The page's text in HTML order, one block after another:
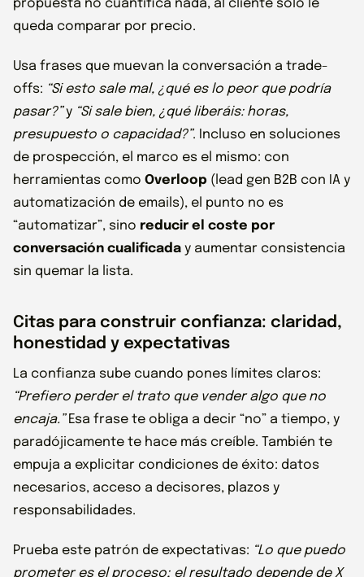
propuesta no cuantifica nada, al cliente solo le
queda comparar por precio.
Usa frases que muevan la conversación a trade-
offs: “Si esto sale mal, ¿qué es lo peor que podría
pasar?”y “Si sale bien, ¿qué liberáis: horas,
presupuesto o capacidad?”. Incluso en soluciones
de prospección, el marco es el mismo: con
herramientas como Overloop (lead gen B2B con IA y
automatización de emails), el punto no es
“automatizar”, sino reducir el coste por
conversación cualificada y aumentar consistencia
sin quemar la lista.
Citas para construir confianza: claridad,
honestidad y expectativas
La confianza sube cuando pones límites claros:
“Prefiero perder el trato que vender algo que no
encaja.”Esa frase te obliga a decir “no” a tiempo, y
paradójicamente te hace más creíble. También te
empuja a explicitar condiciones de éxito: datos
necesarios, acceso a decisores, plazos y
responsabilidades.
Prueba este patrón de expectativas: “Lo que puedo
prometer es el proceso; el resultado depende de X